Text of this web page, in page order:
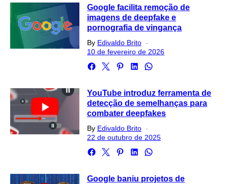
Google facilita remoção de
imagens de deepfake e
pornografia de vingança
By Edivaldo Brito
on
10 de fevereiro de 2026
YouTube introduz ferramenta de
detecção de semelhanças para
combater deepfakes
By Edivaldo Brito
on
22 de outubro de 2025
Google baniu projetos de